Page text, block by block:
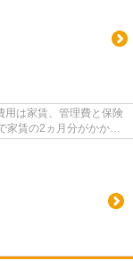
用は家賃、管理費と保険
家賃の2ヵ月分がかかり